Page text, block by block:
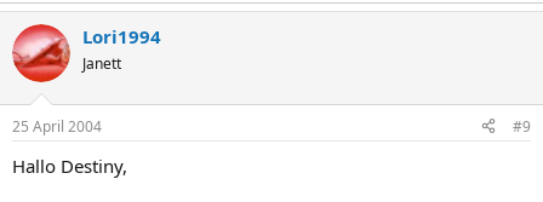
Lori1994
Janett
25 April 2004 #9
Hallo Destiny,